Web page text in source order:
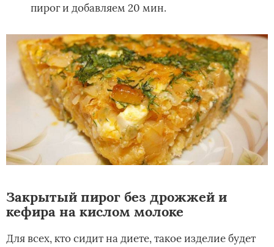
пирог и добавляем 20 мин.
Закрытый пирог без дрожжей и
кефира на кислом молоке
Для всех, кто сидит на диете, такое изделие будет